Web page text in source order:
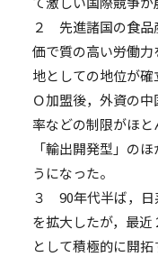
２ 先進諸国の食品
価で質の高い労働
地としての地位が
Ｏ加盟後，外資の
率などの制限がほ
「輸出開発型」の
うになった。
３ 90年代半ば，日
を拡大したが，最
として積極的に開